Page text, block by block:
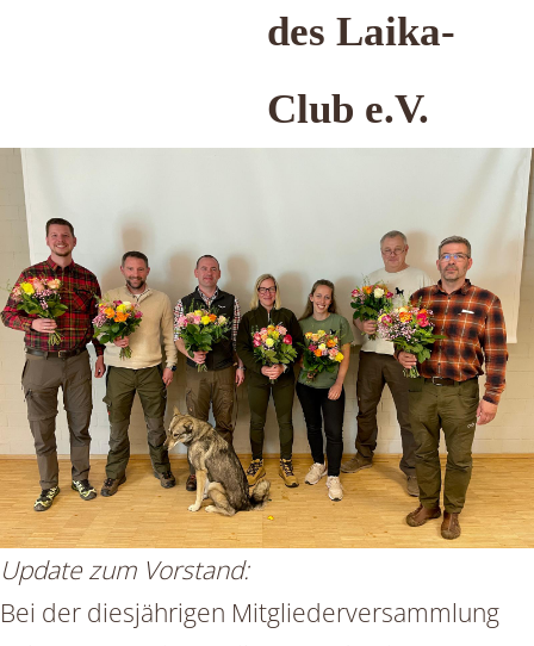
des Laika-
Club e.V.
Update zum Vorstand:
Bei der diesjährigen Mitgliederversammlung